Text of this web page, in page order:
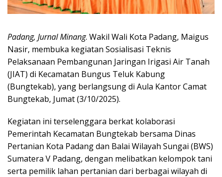
Padang, Jurnal Minang. Wakil Wali Kota Padang, Maigus
Nasir, membuka kegiatan Sosialisasi Teknis
Pelaksanaan Pembangunan Jaringan Irigasi Air Tanah
(JIAT) di Kecamatan Bungus Teluk Kabung
(Bungtekab), yang berlangsung di Aula Kantor Camat
Bungtekab, Jumat (3/10/2025).
Kegiatan ini terselenggara berkat kolaborasi
Pemerintah Kecamatan Bungtekab bersama Dinas
Pertanian Kota Padang dan Balai Wilayah Sungai (BWS)
Sumatera V Padang, dengan melibatkan kelompok tani
serta pemilik lahan pertanian dari berbagai wilayah di